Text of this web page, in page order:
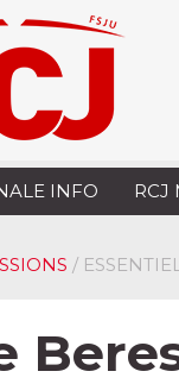
INFO RCJ
/